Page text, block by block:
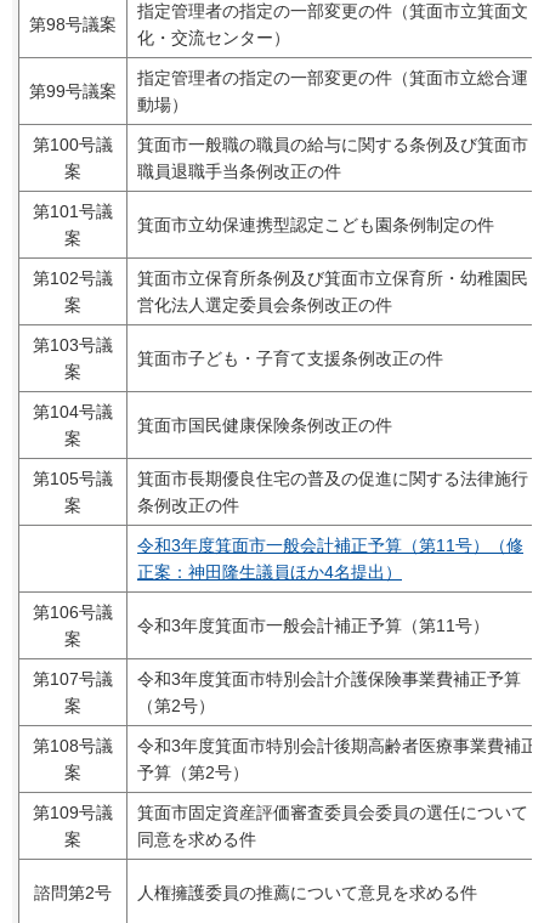
第98号議案
指定管理者の指定の一部変更の件（箕面市立箕面文
化・交流センター）
第99号議案
指定管理者の指定の一部変更の件（箕面市立総合運
動場）
第100号議
案
箕面市一般職の職員の給与に関する条例及び箕面市
職員退職手当条例改正の件
第101号議
案
箕面市立幼保連携型認定こども園条例制定の件
第102号議
案
箕面市立保育所条例及び箕面市立保育所・幼稚園民
営化法人選定委員会条例改正の件
第103号議
案
箕面市子ども・子育て支援条例改正の件
第104号議
案
箕面市国民健康保険条例改正の件
第105号議
案
箕面市長期優良住宅の普及の促進に関する法律施行
条例改正の件
令和3年度箕面市一般会計補正予算（第11号）（修
正案：神田隆生議員ほか4名提出）
第106号議
案
令和3年度箕面市一般会計補正予算（第11号）
第107号議
案
令和3年度箕面市特別会計介護保険事業費補正予算
（第2号）
第108号議
案
令和3年度箕面市特別会計後期高齢者医療事業費補正
予算（第2号）
第109号議
案
箕面市固定資産評価審査委員会委員の選任について
同意を求める件
諮問第2号 人権擁護委員の推薦について意見を求める件